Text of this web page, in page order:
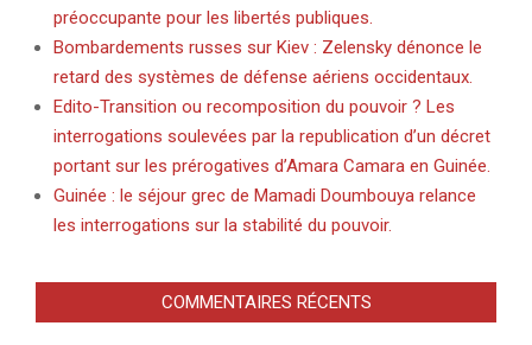
préoccupante pour les libertés publiques.
Bombardements russes sur Kiev : Zelensky dénonce le
retard des systèmes de défense aériens occidentaux.
Edito-Transition ou recomposition du pouvoir ? Les
interrogations soulevées par la republication d’un décret
portant sur les prérogatives d’Amara Camara en Guinée.
Guinée : le séjour grec de Mamadi Doumbouya relance
les interrogations sur la stabilité du pouvoir.
COMMENTAIRES RÉCENTS